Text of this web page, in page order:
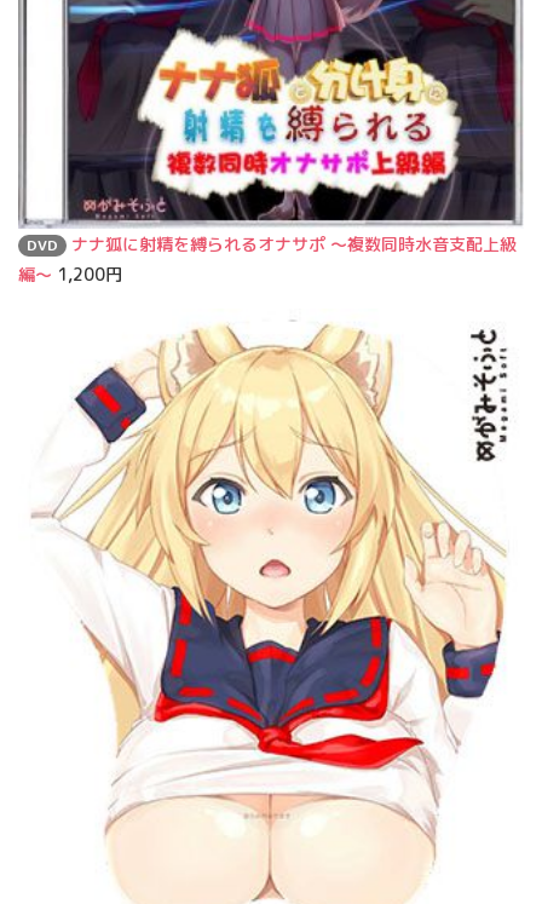
DVD
ナナ狐に射精を縛られるオナサポ ～複数同時水音支配上級
編～ 1,200円